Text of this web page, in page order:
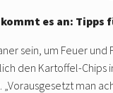
es an: Tipps
sein, um Feuer
den Kartoffel-Chips
„Vorausgesetzt man